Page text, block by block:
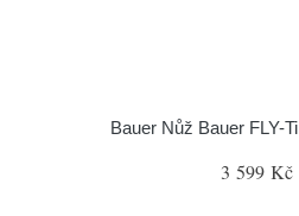
Bauer Nůž Bauer FLY-
3 599 Kč